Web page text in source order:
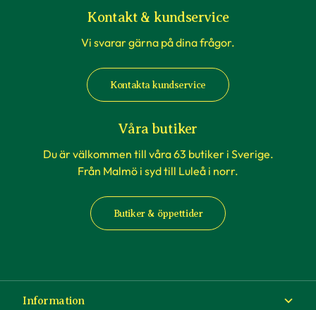
Kontakt & kundservice
Vi svarar gärna på dina frågor.
Kontakta kundservice
Våra butiker
Du är välkommen till våra 63 butiker i Sverige.
Från Malmö i syd till Luleå i norr.
Butiker & öppettider
Information